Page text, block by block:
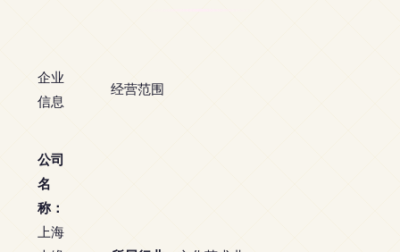
企业
信息
经营范围
公司
名
称：
上海